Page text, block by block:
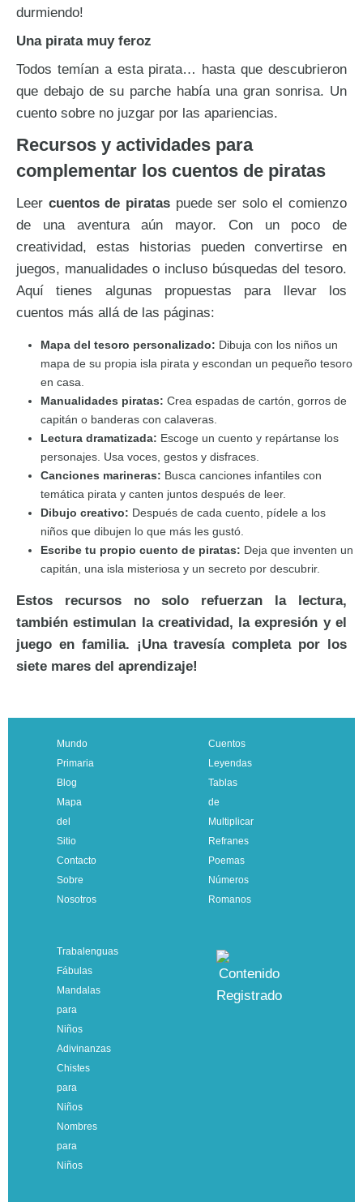
durmiendo!
Una pirata muy feroz
Todos temían a esta pirata… hasta que descubrieron
que debajo de su parche había una gran sonrisa. Un
cuento sobre no juzgar por las apariencias.
Recursos y actividades para
complementar los cuentos de piratas
Leer cuentos de pirataspuede ser solo el comienzo
de una aventura aún mayor. Con un poco de
creatividad, estas historias pueden convertirse en
juegos, manualidades o incluso búsquedas del tesoro.
Aquí tienes algunas propuestas para llevar los
cuentos más allá de las páginas:
Mapa del tesoro personalizado: Dibuja con los niños un
mapa de su propia isla pirata y escondan un pequeño tesoro
en casa.
Manualidades piratas: Crea espadas de cartón, gorros de
capitán o banderas con calaveras.
Lectura dramatizada: Escoge un cuento y repártanse los
personajes. Usa voces, gestos y disfraces.
Canciones marineras: Busca canciones infantiles con
temática pirata y canten juntos después de leer.
Dibujo creativo: Después de cada cuento, pídele a los
niños que dibujen lo que más les gustó.
Escribe tu propio cuento de piratas: Deja que inventen un
capitán, una isla misteriosa y un secreto por descubrir.
Estos recursos no solo refuerzan la lectura,
también estimulan la creatividad, la expresión y el
juego en familia. ¡Una travesía completa por los
siete mares del aprendizaje!
Mundo
Primaria
Blog
Mapa
del
Sitio
Contacto
Sobre
Nosotros
Cuentos
Leyendas
Tablas
de
Multiplicar
Refranes
Poemas
Números
Romanos
Trabalenguas
Fábulas
Mandalas
para
Niños
Adivinanzas
Chistes
para
Niños
Nombres
para
Niños